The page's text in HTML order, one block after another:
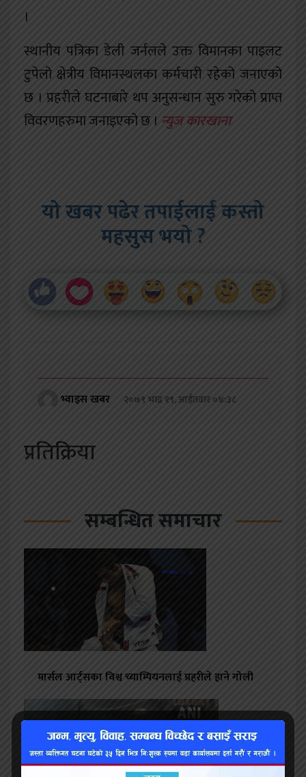
।
स्थानीय पत्रिका डेली जर्नलले उक्त विमानका पाइलट
टुपेलो क्षेत्रीय विमानस्थलका कर्मचारी रहेको जनाएको
छ । प्रहरीले घटनाबारे थप अनुसन्धान सुरु गरेको प्राप्त
विवरणहरुमा जनाइएको छ । न्युज कारखाना
यो खबर पढेर तपाईलाई कस्तो
महसुस भयो ?
भ्वाइस खबर २०७९ भाद्र १९, आईतवार ०४:३८
प्रतिक्रिया
सम्बन्धित समाचार
मार्सल आर्ट्सका विश्व च्याम्पियनलाई प्रहरीले हाने गोली